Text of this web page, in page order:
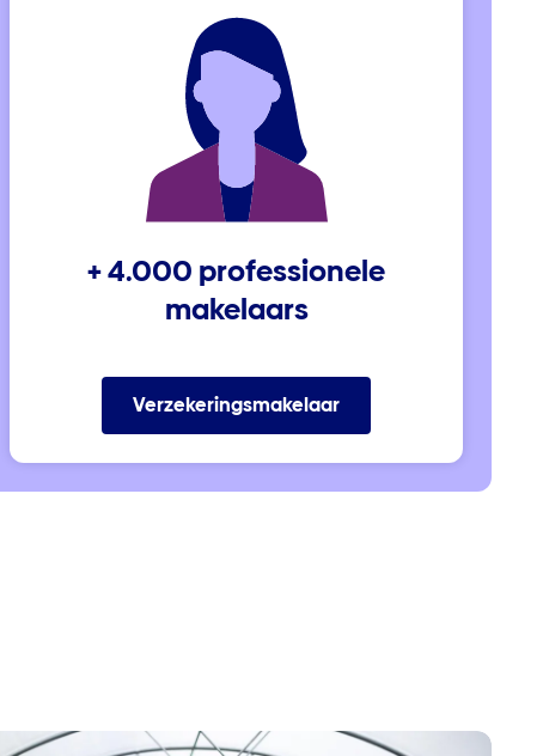
+ 4.000 professionele
makelaars
Verzekeringsmakelaar